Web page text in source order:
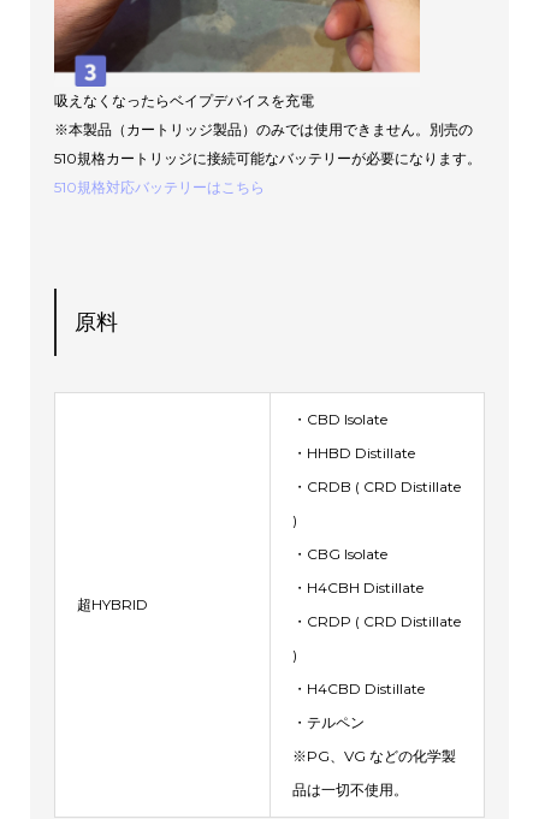
吸えなくなったらベイプデバイスを充電
※本製品（カートリッジ製品）のみでは使用できません。別売の
510規格カートリッジに接続可能なバッテリーが必要になります。
510規格対応バッテリーはこちら
原料
超HYBRID
・CBD Isolate
・HHBD Distillate
・CRDB ( CRD Distillate
)
・CBG Isolate
・H4CBH Distillate
・CRDP ( CRD Distillate
)
・H4CBD Distillate
・テルペン
※PG、VG などの化学製
品は一切不使用。